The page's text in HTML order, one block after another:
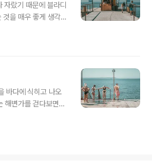
랐기 때문에 블라디
것을 매우 좋게 생각
이긴 하지만 그래
멋진? 휴가를 보
바다에 식히고 나오
해변가를 걷다보면
바로 바다로 뛰어든